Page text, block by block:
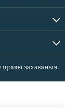
захаваныя.